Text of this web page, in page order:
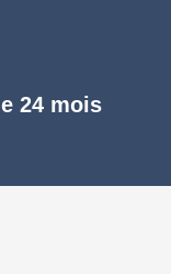
24 mois